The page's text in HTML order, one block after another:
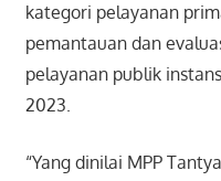
kategori pelayanan
pemantauan dan
pelayanan publik
2023.
“Yang dinilai MPP